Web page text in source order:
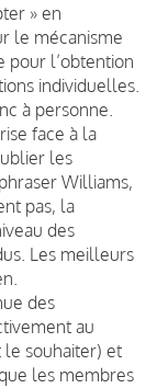
» en
le mécanisme
pour l’obtention
individuelles.
à personne.
face à la
les
Williams,
pas, la
des
Les meilleurs
des
au
souhaiter) et
les membres